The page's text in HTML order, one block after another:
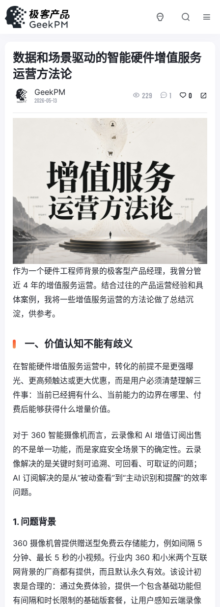
数据和场景驱动的智能硬件增值服务
运营方法论
GeekPM
2026-05-13
229 1 0
作为一个硬件工程师背景的极客型产品经理，我曾分管
近 4 年的增值服务运营。结合过往的产品运营经验和具
体案例，我将一些增值服务运营的方法论做了总结沉
淀，供参考。
一、价值认知不能有歧义
在智能硬件增值服务运营中，转化的前提不是更强曝
光、更高频触达或更大优惠，而是用户必须清楚理解三
件事：当前已经拥有什么、当前能力的边界在哪里、付
费后能够获得什么增量价值。
对于 360 智能摄像机而言，云录像和 AI 增值订阅出售
的不是单一功能，而是家庭安全场景下的确定性。云录
像解决的是关键时刻可追溯、可回看、可取证的问题；
AI 订阅解决的是从“被动查看”到“主动识别和提醒”的效率
问题。
1. 问题背景
360 摄像机曾提供赠送型免费云存储能力，例如间隔 5
分钟、最长 5 秒的小视频。行业内 360 和小米两个互联
网背景的厂商都有提供，而且默认永久有效。该设计初
衷是合理的：通过免费体验，提供一个包含基础功能但
有间隔和时长限制的基础版套餐，让用户感知云端录像